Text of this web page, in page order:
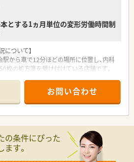
良好な関係のなかで活躍しています。
切にする温かい風土が根づいているため、
滑にコミュニケーションを図る方が活躍中
クから復職した方も活躍しています。
とする1ヵ月単位の変形労働時間制
について】
から車で12分ほどの場所に位置し、内科
枚の処方箋を受け付けている店舗です。
の処方箋を主に応需している環境です。
に連携を取りながら、患者さま一人ひとり
薬指導を落ち着いて行える体制が整って
時間勤務制度を利用して効率的に働く薬
してキャリアを継続させている女性が多く
お問い合わせ
の条件にぴった
す。